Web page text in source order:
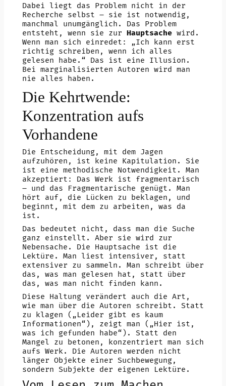
Dabei liegt das Problem nicht in der
Recherche selbst – sie ist notwendig,
manchmal unumgänglich. Das Problem
entsteht, wenn sie zur Hauptsachewird.
Wenn man sich einredet: „Ich kann erst
richtig schreiben, wenn ich alles
gelesen habe.“ Das ist eine Illusion.
Bei marginalisierten Autoren wird man
nie alles haben.
Die Kehrtwende:
Konzentration aufs
Vorhandene
Die Entscheidung, mit dem Jagen
aufzuhören, ist keine Kapitulation. Sie
ist eine methodische Notwendigkeit. Man
akzeptiert: Das Werk ist fragmentarisch
– und das Fragmentarische genügt. Man
hört auf, die Lücken zu beklagen, und
beginnt, mit dem zu arbeiten, was da
ist.
Das bedeutet nicht, dass man die Suche
ganz einstellt. Aber sie wird zur
Nebensache. Die Hauptsache ist die
Lektüre. Man liest intensiver, statt
extensiver zu sammeln. Man schreibt über
das, was man gelesen hat, statt über
das, was man nicht finden kann.
Diese Haltung verändert auch die Art,
wie man über die Autoren schreibt. Statt
zu klagen („Leider gibt es kaum
Informationen“), zeigt man („Hier ist,
was ich gefunden habe“). Statt den
Mangel zu betonen, konzentriert man sich
aufs Werk. Die Autoren werden nicht
länger Objekte einer Suchbewegung,
sondern Subjekte der eigenen Lektüre.